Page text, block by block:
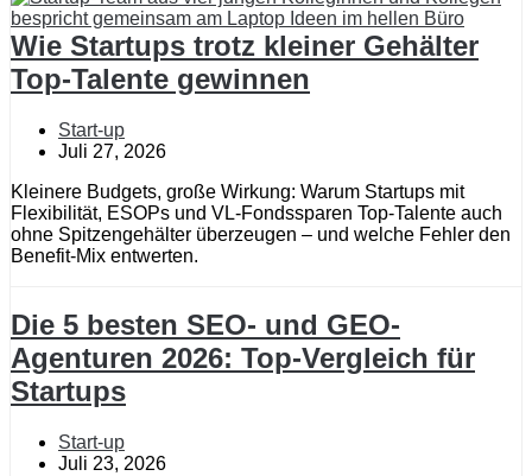
Wie Startups trotz kleiner Gehälter
Top-Talente gewinnen
Start-up
Juli 27, 2026
Kleinere Budgets, große Wirkung: Warum Startups mit
Flexibilität, ESOPs und VL-Fondssparen Top-Talente auch
ohne Spitzengehälter überzeugen – und welche Fehler den
Benefit-Mix entwerten.
Die 5 besten SEO- und GEO-
Agenturen 2026: Top-Vergleich für
Startups
Start-up
Juli 23, 2026